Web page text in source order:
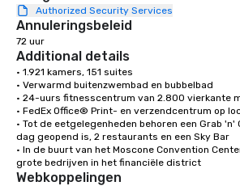
Authorized Security Services
Annuleringsbeleid
72 uur
Additional details
• 1.921 kamers, 151 suites
• Verwarmd buitenzwembad en bubbelbad
• 24-uurs fitnesscentrum van 2.800 vierkante
• FedEx Office® Print- en verzendcentrum op
• Tot de eetgelegenheden behoren een Grab 'n'
dag geopend is, 2 restaurants en een Sky Bar
• In de buurt van het Moscone Convention
grote bedrijven in het financiële district
Webkoppelingen